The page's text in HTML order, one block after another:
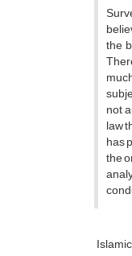
the
not
law
has
the